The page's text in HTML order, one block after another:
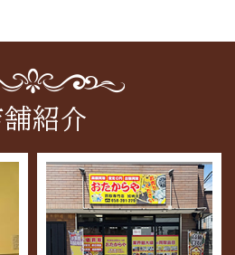
んか？
いただいたお品になりま
す！
「記念メダル」
写真以外のお品も高価買取
しております！
ぜひお気軽にお声をおかけ
ください！！
舗紹介